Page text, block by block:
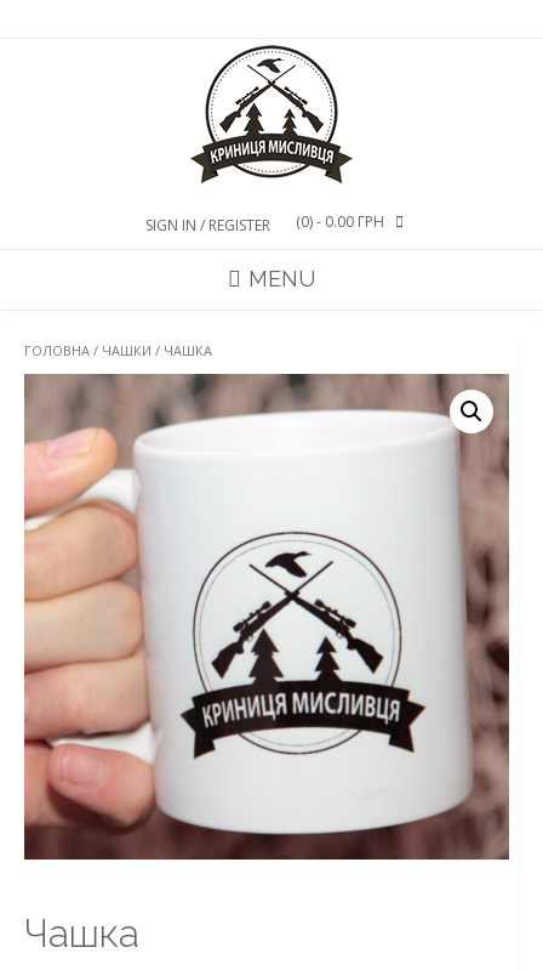
SIGN IN / REGISTER (0)- 0.00 ГРН
MENU
ГОЛОВНА / ЧАШКИ / ЧАШКА
Чашка